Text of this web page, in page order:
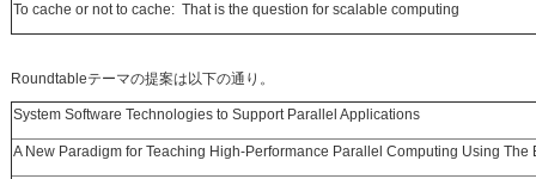
To cache or not to cache: That is the question for scalable computing
Roundtableテーマの提案は以下の通り。
System Software Technologies to Support Parallel Applications
A New Paradigm for Teaching High-Performance Parallel Computing Using The